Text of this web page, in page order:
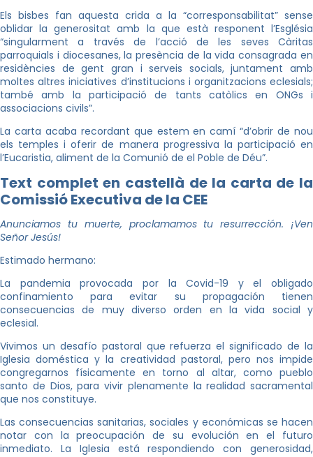
Els bisbes fan aquesta crida a la “corresponsabilitat” sense
oblidar la generositat amb la que està responent l’Església
“singularment a través de l’acció de les seves Càritas
parroquials i diocesanes, la presència de la vida consagrada en
residències de gent gran i serveis socials, juntament amb
moltes altres iniciatives d’institucions i organitzacions eclesials;
també amb la participació de tants catòlics en ONGs i
associacions civils”.
La carta acaba recordant que estem en camí “d’obrir de nou
els temples i oferir de manera progressiva la participació en
l’Eucaristia, aliment de la Comunió de el Poble de Déu”.
Text complet en castellà de la carta de la
Comissió Executiva de la CEE
Anunciamos tu muerte, proclamamos tu resurrección. ¡Ven
Señor Jesús!
Estimado hermano:
La pandemia provocada por la Covid-19 y el obligado
confinamiento para evitar su propagación tienen
consecuencias de muy diverso orden en la vida social y
eclesial.
Vivimos un desafío pastoral que refuerza el significado de la
Iglesia doméstica y la creatividad pastoral, pero nos impide
congregarnos físicamente en torno al altar, como pueblo
santo de Dios, para vivir plenamente la realidad sacramental
que nos constituye.
Las consecuencias sanitarias, sociales y económicas se hacen
notar con la preocupación de su evolución en el futuro
inmediato. La Iglesia está respondiendo con generosidad,